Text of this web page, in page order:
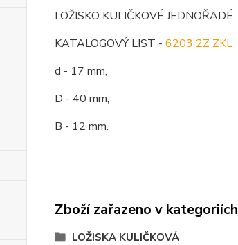
LOŽISKO KULIČKOVÉ JEDNOŘADÉ
KATALOGOVÝ LIST - 6203 2Z ZKL
d - 17 mm,
D - 40 mm,
B - 12 mm.
Zboží zařazeno v kategoriích
LOŽISKA KULIČKOVÁ